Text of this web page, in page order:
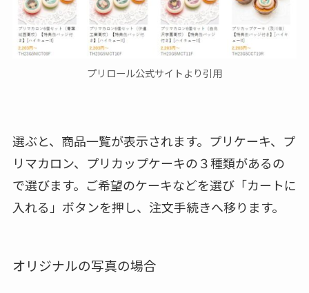
プリロール公式サイトより引用
選ぶと、商品一覧が表示されます。プリケーキ、プ
リマカロン、プリカップケーキの３種類があるの
で選びます。ご希望のケーキなどを選び「カートに
入れる」ボタンを押し、注文手続きへ移ります。
オリジナルの写真の場合